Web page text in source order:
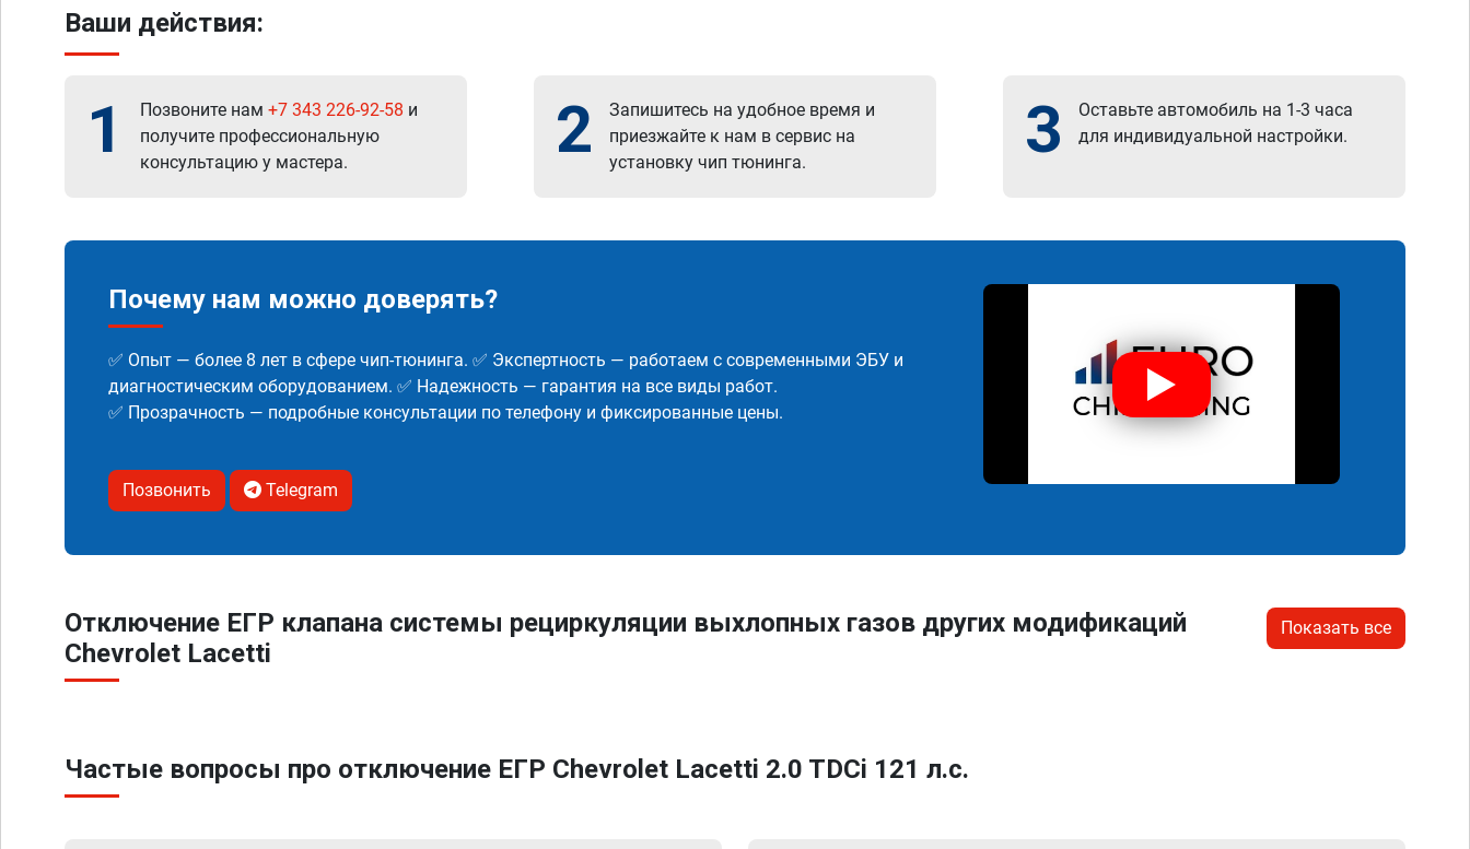
Ваши действия:
1 Позвоните нам +7 343 226-92-58 и
получите профессиональную
консультацию у мастера.
2
Запишитесь на удобное время и
приезжайте к нам в сервис на
установку чип тюнинга.
3
Оставьте автомобиль на 1-3 часа
для индивидуальной настройки.
Почему нам можно доверять?
✅ Опыт — более 8 лет в сфере чип-тюнинга. ✅ Экспертность — работаем с современными ЭБУ и
диагностическим оборудованием. ✅ Надежность — гарантия на все виды работ.
✅ Прозрачность — подробные консультации по телефону и фиксированные цены.
Позвонить Telegram
Отключение ЕГР клапана системы рециркуляции выхлопных газов других модификаций
Chevrolet Lacetti
Показать все
Частые вопросы про отключение ЕГР Chevrolet Lacetti 2.0 TDCi 121 л.с.